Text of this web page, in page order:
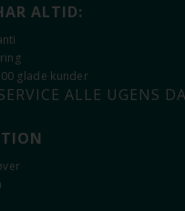
ALTID:
glade kunder
ALLE UGENS